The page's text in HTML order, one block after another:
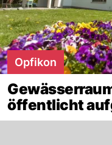
Opfikon
öffentlicht